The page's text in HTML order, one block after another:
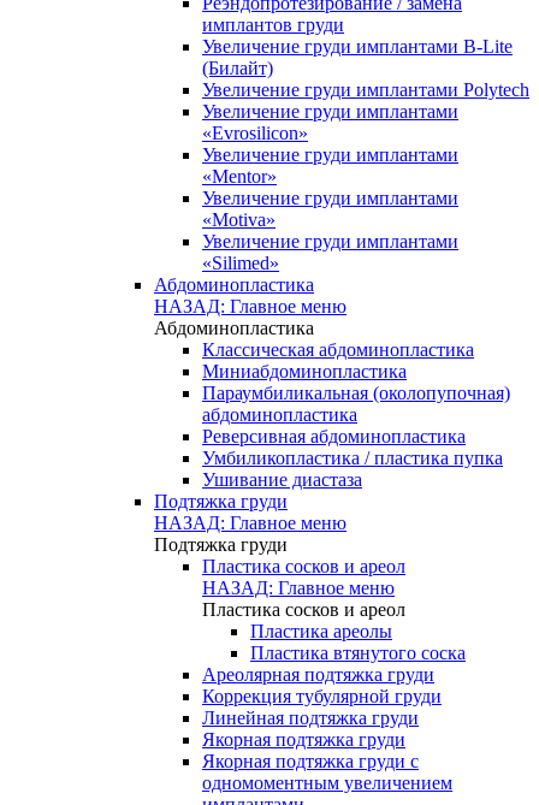
имплантов груди
Увеличение груди имплантами B-Lite
(Билайт)
Увеличение груди имплантами Polytech
Увеличение груди имплантами
«Evrosilicon»
Увеличение груди имплантами
«Mentor»
Увеличение груди имплантами
«Motiva»
Увеличение груди имплантами
«Silimed»
Абдоминопластика
НАЗАД: Главное меню
Абдоминопластика
Классическая абдоминопластика
Миниабдоминопластика
Параумбиликальная (околопупочная)
абдоминопластика
Реверсивная абдоминопластика
Умбиликопластика / пластика пупка
Ушивание диастаза
Подтяжка груди
НАЗАД: Главное меню
Подтяжка груди
Пластика сосков и ареол
НАЗАД: Главное меню
Пластика сосков и ареол
Пластика ареолы
Пластика втянутого соска
Ареолярная подтяжка груди
Коррекция тубулярной груди
Линейная подтяжка груди
Якорная подтяжка груди
Якорная подтяжка груди с
одномоментным увеличением